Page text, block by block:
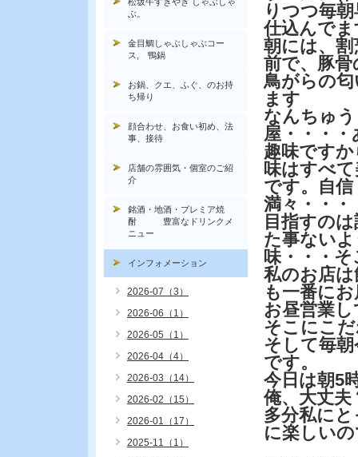
りつつ毎
仕込んでま
朝には、
前で、豚
鳥がらの
ます
なんちゅ
屋・・・
趣味です
味はすべ
です。自信
満々・・・
目指すの
た事ない
味・・・
私のお店
も一番に
お昼営業
そこにこ
そして毎
です。
今日は朝5
俺、大丈夫
多分私に
に楽しい
ぶ。
金目鯛しゃぶしゃぶコー
ス, 鴨鍋
お鍋、クエ、ふぐ、のお持
ち帰り
顔合わせ、お食い初め、法
事、接待
店舗の雰囲気・個室のご紹
介
銘酒・地酒・プレミア焼
酎 豊富なドリンクメ
ニュー
インフォメーション
2026-07（3）
2026-06（1）
2026-05（1）
2026-04（4）
2026-03（14）
2026-02（15）
2026-01（17）
2025-11（1）